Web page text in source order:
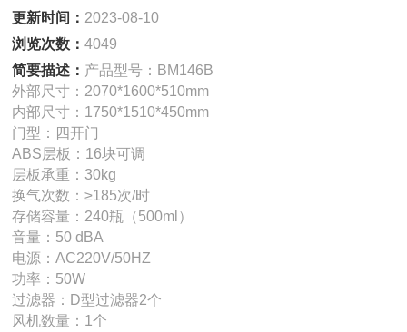
更新时间： 2023-08-10
浏览次数：4049
简要描述： 产品型号：BM146B
外部尺寸：2070*1600*510mm
内部尺寸：1750*1510*450mm
门型：四开门
ABS层板：16块可调
层板承重：30kg
换气次数：≥185次/时
存储容量：240瓶（500ml）
音量：50 dBA
电源：AC220V/50HZ
功率：50W
过滤器：D型过滤器2个
风机数量：1个